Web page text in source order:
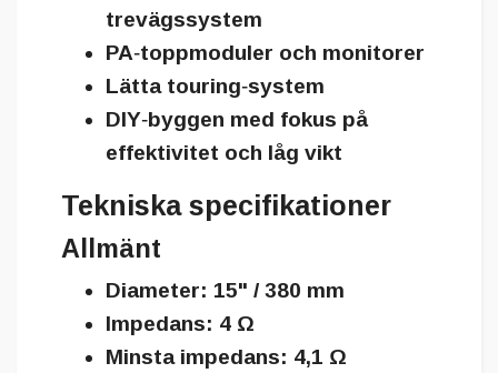
trevägssystem
PA‑toppmoduler och monitorer
Lätta touring‑system
DIY‑byggen med fokus på
effektivitet och låg vikt
Tekniska specifikationer
Allmänt
Diameter: 15" / 380 mm
Impedans: 4 Ω
Minsta impedans: 4,1 Ω